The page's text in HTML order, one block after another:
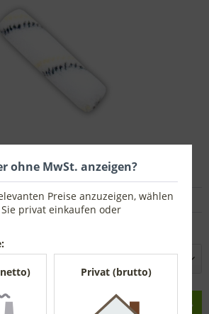
Lieferzeit ca. 1-3 Werktage
Warenkorb
ohne MwSt. anzeigen?
Preise anzuzeigen, wählen
privat einkaufen oder
Privat (brutto)